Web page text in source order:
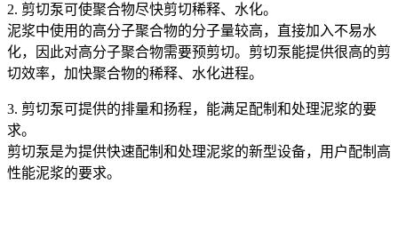
2. 剪切泵可使聚合物尽快剪切稀释、水化。
泥浆中使用的高分子聚合物的分子量较高，直接加入不易水
化，因此对高分子聚合物需要预剪切。剪切泵能提供很高的剪
切效率，加快聚合物的稀释、水化进程。
3. 剪切泵可提供的排量和扬程，能满足配制和处理泥浆的要
求。
剪切泵是为提供快速配制和处理泥浆的新型设备，用户配制高
性能泥浆的要求。